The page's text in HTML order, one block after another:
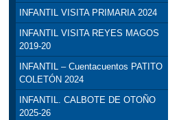
INFANTIL VISITA PRIMARIA 2024
INFANTIL VISITA REYES MAGOS
2019-20
INFANTIL – Cuentacuentos PATITO
COLETÓN 2024
INFANTIL. CALBOTE DE OTOÑO
2025-26